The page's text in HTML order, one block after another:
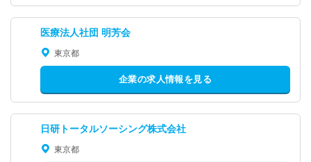
医療法人社団 明芳会
東京都
企業の求人情報を見る
日研トータルソーシング株式会社
東京都